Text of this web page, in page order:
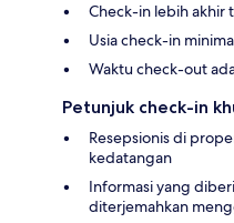
Check-in lebih akhir
Usia check-in
Waktu check-out
Petunjuk check-in
Resepsionis di
kedatangan
Informasi yang
diterjemahkan